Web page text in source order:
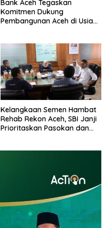
Bank Aceh Tegaskan
Komitmen Dukung
Pembangunan Aceh di Usia
Kelangkaan Semen Hambat
Rehab Rekon Aceh, SBI Janji
Prioritaskan Pasokan dan